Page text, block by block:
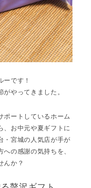
です！
やってきました。
ポートしているホーム
、お中元や夏ギフトに
・宮城の人気店が手が
の感謝の気持ちを、
んか？